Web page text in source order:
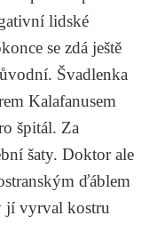
lidské
se zdá ještě
Švadlenka
Kalafanusem
špitál. Za
šaty. Doktor ale
ďáblem
jí vyrval kostru